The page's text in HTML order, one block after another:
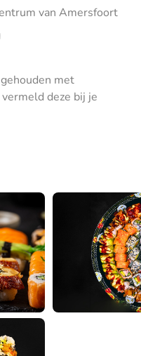
van Amersfoort
met
deze bij je